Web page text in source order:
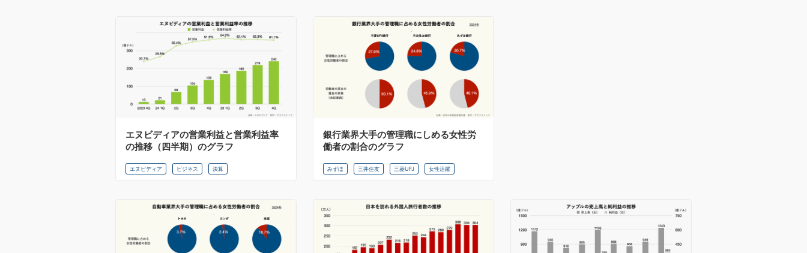
エヌビディアの営業利益と営業利益率
の推移（四半期）のグラフ
エヌビディア ビジネス 決算
銀行業界大手の管理職にしめる女性労
働者の割合のグラフ
みずほ 三井住友 三菱UFJ 女性活躍